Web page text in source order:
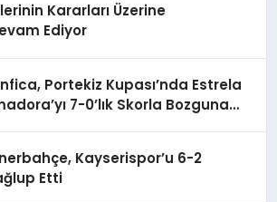
Kararları Üzerine
Ediyor
Portekiz Kupası’nda Estrela
7-0’lık Skorla Bozguna
Kayserispor’u 6-2
Etti